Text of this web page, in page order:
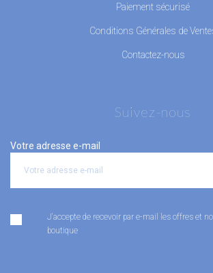
Paiement sécurisé
Conditions Générales de
Contactez-nous
Suivez-nous
Votre adresse e-mail
J'accepte de recevoir par e-mail les offres et
boutique